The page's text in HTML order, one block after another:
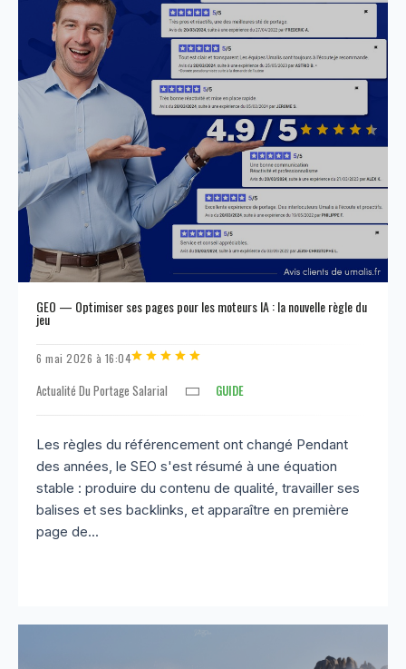
GEO — Optimiser ses pages pour les moteurs IA : la nouvelle règle du
jeu
6 mai 2026 à 16:04
Actualité Du Portage Salarial GUIDE
Les règles du référencement ont changé Pendant
des années, le SEO s'est résumé à une équation
stable : produire du contenu de qualité, travailler ses
balises et ses backlinks, et apparaître en première
page de...